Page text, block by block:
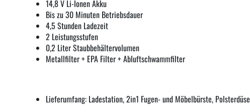
14,8 V Li-Ionen Akku
Bis zu 30 Minuten Betriebsdauer
4,5 Stunden Ladezeit
2 Leistungsstufen
0,2 Liter Staubbehältervolumen
Metallfilter + EPA Filter + Abluftschwammfilter
Lieferumfang: Ladestation, 2in1 Fugen- und Möbelbürste, Polsterdüse